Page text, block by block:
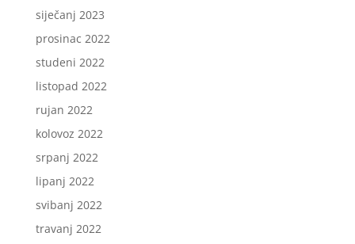
siječanj 2023
prosinac 2022
studeni 2022
listopad 2022
rujan 2022
kolovoz 2022
srpanj 2022
lipanj 2022
svibanj 2022
travanj 2022